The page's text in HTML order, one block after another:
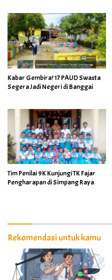
Kabar Gembira! 17 PAUD Swasta
Segera Jadi Negeri di Banggai
Tim Penilai 9K Kunjungi TK Fajar
Pengharapan di Simpang Raya
Rekomendasi untuk kamu